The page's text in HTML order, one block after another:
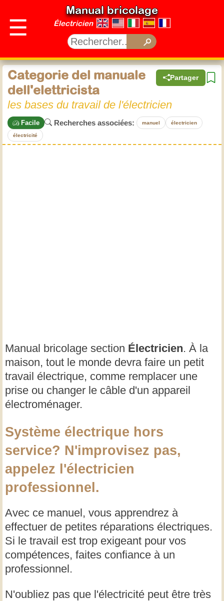
☰
Manual bricolage
Électricien
Partager
Categorie del manuale
dell'elettricista
les bases du travail de l'électricien
Facile Recherches associées: manuel électricien
électricité
Manual bricolage section Électricien. À la
maison, tout le monde devra faire un petit
travail électrique, comme remplacer une
prise ou changer le câble d'un appareil
électroménager.
Système électrique hors
service? N'improvisez pas,
appelez l'électricien
professionnel.
Avec ce manuel, vous apprendrez à
effectuer de petites réparations électriques.
Si le travail est trop exigeant pour vos
compétences, faites confiance à un
professionnel.
N'oubliez pas que l'électricité peut être très